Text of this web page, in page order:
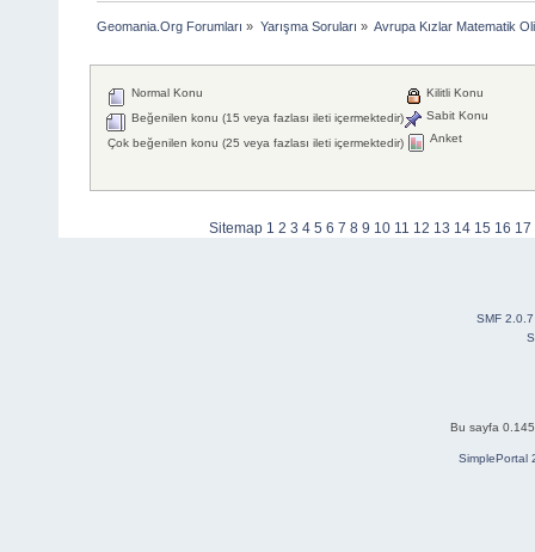
Geomania.Org Forumları » Yarışma Soruları » Avrupa Kızlar Matematik
Normal Konu
Beğenilen konu (15 veya fazlası ileti içermektedir)
Çok beğenilen konu (25 veya fazlası ileti içermektedir)
Kilitli Konu
Sabit Konu
Anket
Sitemap 1 2 3 4 5 6 7 8 9 10 11 12 13 14 15 16 17
SMF 2.0.7
Bu sayfa
SimplePortal